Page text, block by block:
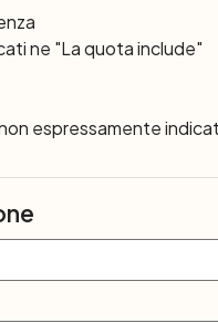
ne "La quota include"
espressamente